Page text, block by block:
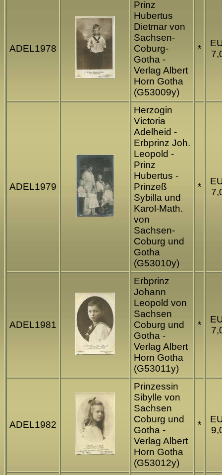
ADEL1978
Prinz
Hubertus
Dietmar von
Sachsen-
Coburg-
Gotha -
Verlag Albert
Horn Gotha
(G53009y)
*
ADEL1979
Herzogin
Victoria
Adelheid -
Erbprinz Joh.
Leopold -
Prinz
Hubertus -
Prinzeß
Sybilla und
Karol-Math.
von
Sachsen-
Coburg und
Gotha
(G53010y)
*
ADEL1981
Erbprinz
Johann
Leopold von
Sachsen
Coburg und
Gotha -
Verlag Albert
Horn Gotha
(G53011y)
*
ADEL1982
Prinzessin
Sibylle von
Sachsen
Coburg und
Gotha -
Verlag Albert
Horn Gotha
(G53012y)
*